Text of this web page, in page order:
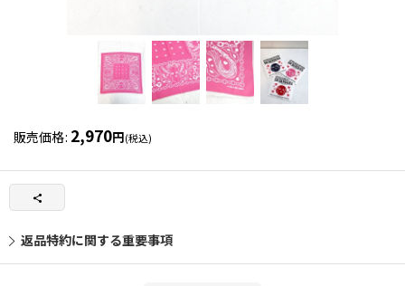
販売価格: 2,970円(税込)
返品特約に関する重要事項